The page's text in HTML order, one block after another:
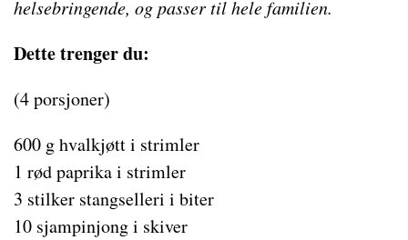
helsebringende, og passer til hele familien.
Dette trenger du:
(4 porsjoner)
600 g hvalkjøtt i strimler
1 rød paprika i strimler
3 stilker stangselleri i biter
10 sjampinjong i skiver